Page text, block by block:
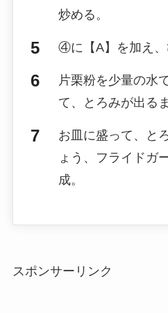
炒める。
④に【A】を加え、
片栗粉を少量の水
て、とろみが出る
お皿に盛って、と
ょう、フライドガ
成。
スポンサーリンク